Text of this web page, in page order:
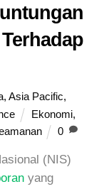
, Asia Pacific,
Ekonomi,
0
(NIS)
yang